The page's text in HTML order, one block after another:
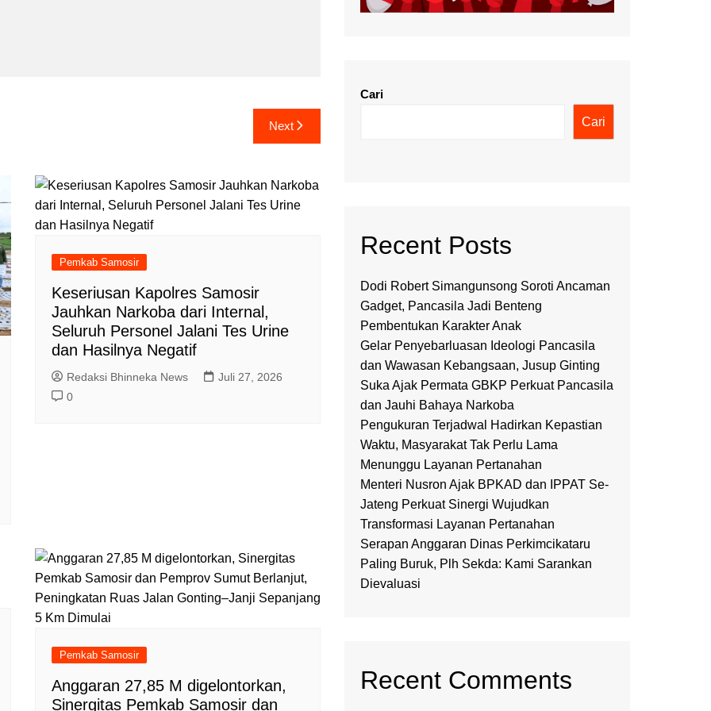
Next
Pemkab Samosir
Keseriusan Kapolres Samosir
Jauhkan Narkoba dari Internal,
Seluruh Personel Jalani Tes Urine
dan Hasilnya Negatif
Redaksi Bhinneka News
Juli 27, 2026
0
Pemkab Samosir
Anggaran 27,85 M digelontorkan,
Sinergitas Pemkab Samosir dan
Cari
Cari
Recent Posts
Dodi Robert Simangunsong Soroti Ancaman
Gadget, Pancasila Jadi Benteng
Pembentukan Karakter Anak
Gelar Penyebarluasan Ideologi Pancasila
dan Wawasan Kebangsaan, Jusup Ginting
Suka Ajak Permata GBKP Perkuat Pancasila
dan Jauhi Bahaya Narkoba
Pengukuran Terjadwal Hadirkan Kepastian
Waktu, Masyarakat Tak Perlu Lama
Menunggu Layanan Pertanahan
Menteri Nusron Ajak BPKAD dan IPPAT Se-
Jateng Perkuat Sinergi Wujudkan
Transformasi Layanan Pertanahan
Serapan Anggaran Dinas Perkimcikataru
Paling Buruk, Plh Sekda: Kami Sarankan
Dievaluasi
Recent Comments